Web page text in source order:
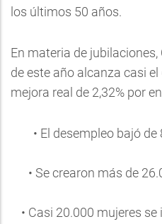
los últimos 50 años.
En materia de
de este año alcanza casi
mejora real de 2,32% por
• El desempleo bajó de
• Se crearon más de
• Casi 20.000 mujeres